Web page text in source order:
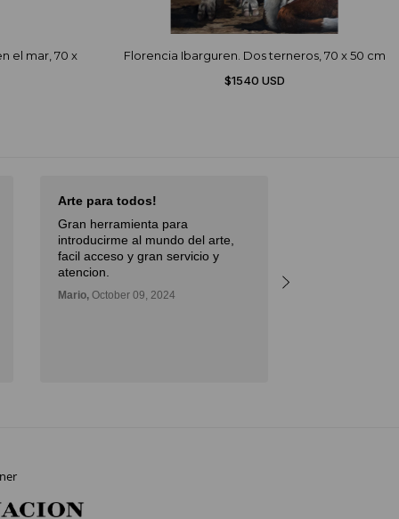
el mar, 70 x
Florencia Ibarguren. Dos terneros, 70 x 50 cm
$1540 USD
Arte para todos!
Gran herramienta para
introducirme al mundo del arte,
facil acceso y gran servicio y
atencion.
Mario, October 09, 2024